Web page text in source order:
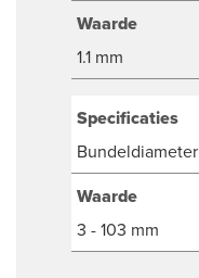
Waarde
1.1 mm
Specificaties
Bundeldiameter
Waarde
3 - 103 mm